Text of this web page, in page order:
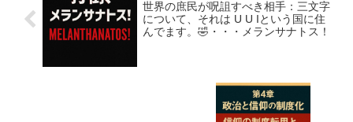
世界の庶民が呪詛すべき相手：三文字
について、それは U U Iという国に住
んでます。🤣・・・メランサナトス！